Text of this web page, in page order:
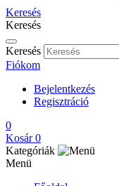
Keresés
Keresés
Keresés
Fiókom
Bejelentkezés
Regisztráció
0
Kosár 0
Kategóriák
Menü